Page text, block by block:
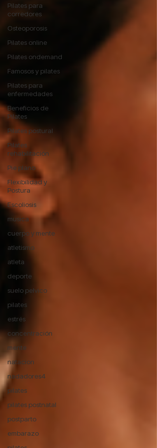
Pilates para
corredores
Osteoporosis
Pilates online
Pilates ondemand
Famosos y pilates
Pilates para
enfermedades
Beneficios de
Pilates
Pilates postural
Pilates
rehabilitación
Pie plano
Flexibilidad y
Postura
Escoliosis
musica
cuerpo y mente
atletismo
atleta
deporte
suelo pelvico
pilates
estrés
concentración
mente
natacion
nadadores4
pilates
pilates postnatal
postparto
embarazo